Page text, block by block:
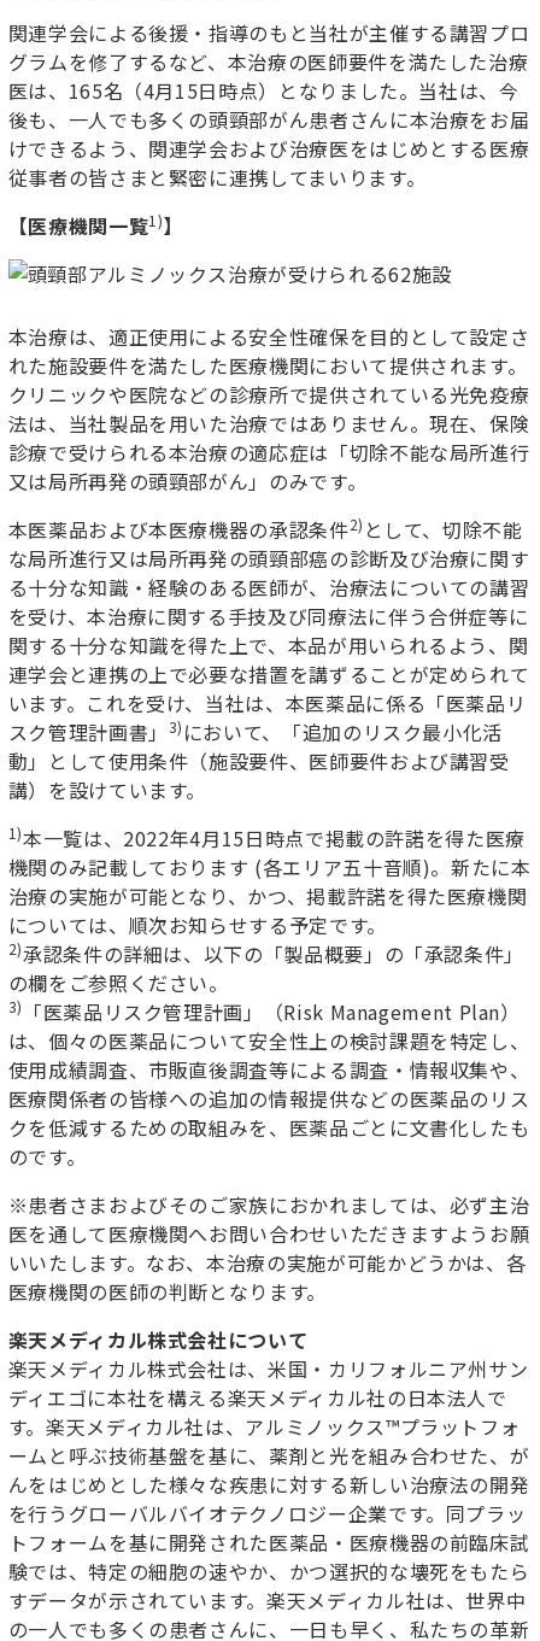
関連学会による後援・指導のもと当社が主催する講習プロ
グラムを修了するなど、本治療の医師要件を満たした治療
医は、 165名 （4月15日時点）となりました。当社は、今
後も、一人でも多くの頭頸部がん患者さんに本治療をお届
けできるよう、関連学会および治療医をはじめとする医療
従事者の皆さまと緊密に連携してまいります。
【医療機関一覧1)】
本治療は、適正使用による安全性確保を目的として設定さ
れた施設要件を満たした医療機関において提供されます。
クリニックや医院などの診療所で提供されている光免疫療
法は、当社製品を用いた治療ではありません。現在、保険
診療で受けられる本治療の適応症は「切除不能な局所進行
又は局所再発の頭頸部がん」のみです。
本医薬品および本医療機器の承認条件2) として、切除不能
な局所進行又は局所再発の頭頸部癌の診断及び治療に関す
る十分な知識・経験のある医師が、治療法についての講習
を受け、本治療に関する手技及び同療法に伴う合併症等に
関する十分な知識を得た上で、本品が用いられるよう、関
連学会と連携の上で必要な措置を講ずることが定められて
います。これを受け、当社は、本医薬品に係る「医薬品リ
スク管理計画書」
3) において、「追加のリスク最小化活
動」として使用条件（施設要件、医師要件および講習受
講）を設けています。
1)本一覧は、 2022年4月15日時点で掲載の許諾を得た医療
機関のみ記載しております (各エリア五十音順)。新たに本
治療の実施が可能となり、かつ、掲載許諾を得た医療機関
については、順次お知らせする予定です。
2)承認条件の詳細は、以下の「製品概要」の「承認条件」
の欄をご参照ください。
3) 「医薬品リスク管理計画」（Risk Management Plan）
は、個々の医薬品について安全性上の検討課題を特定し、
使用成績調査、市販直後調査等による調査・情報収集や、
医療関係者の皆様への追加の情報提供などの医薬品のリス
クを低減するための取組みを、医薬品ごとに文書化したも
のです。
※患者さまおよびそのご家族におかれましては、必ず主治
医を通して医療機関へお問い合わせいただきますようお願
いいたします。なお、本治療の実施が可能かどうかは、各
医療機関の医師の判断となります。
楽天メディカル株式会社について
楽天メディカル株式会社は、米国・カリフォルニア州サン
ディエゴに本社を構える楽天メディカル社の日本法人で
す。楽天メディカル社は、アルミノックス™プラットフォ
ームと呼ぶ技術基盤を基に、薬剤と光を組み合わせた、が
んをはじめとした様々な疾患に対する新しい治療法の開発
を行うグローバルバイオテクノロジー企業です。同プラッ
トフォームを基に開発された医薬品・医療機器の前臨床試
験では、特定の細胞の速やか、かつ選択的な壊死をもたら
すデータが示されています。楽天メディカル社は、世界中
の一人でも多くの患者さんに、一日も早く、私たちの革新